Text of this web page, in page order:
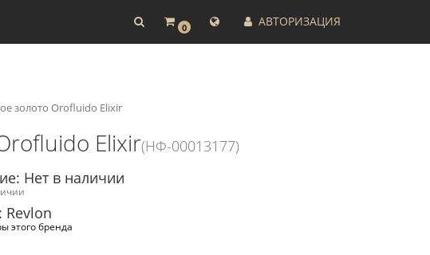
0 АВТОРИЗАЦИЯ
золото Orofluido Elixir
Elixir(НФ-00013177)
Нет в наличии
Revlon
этого бренда